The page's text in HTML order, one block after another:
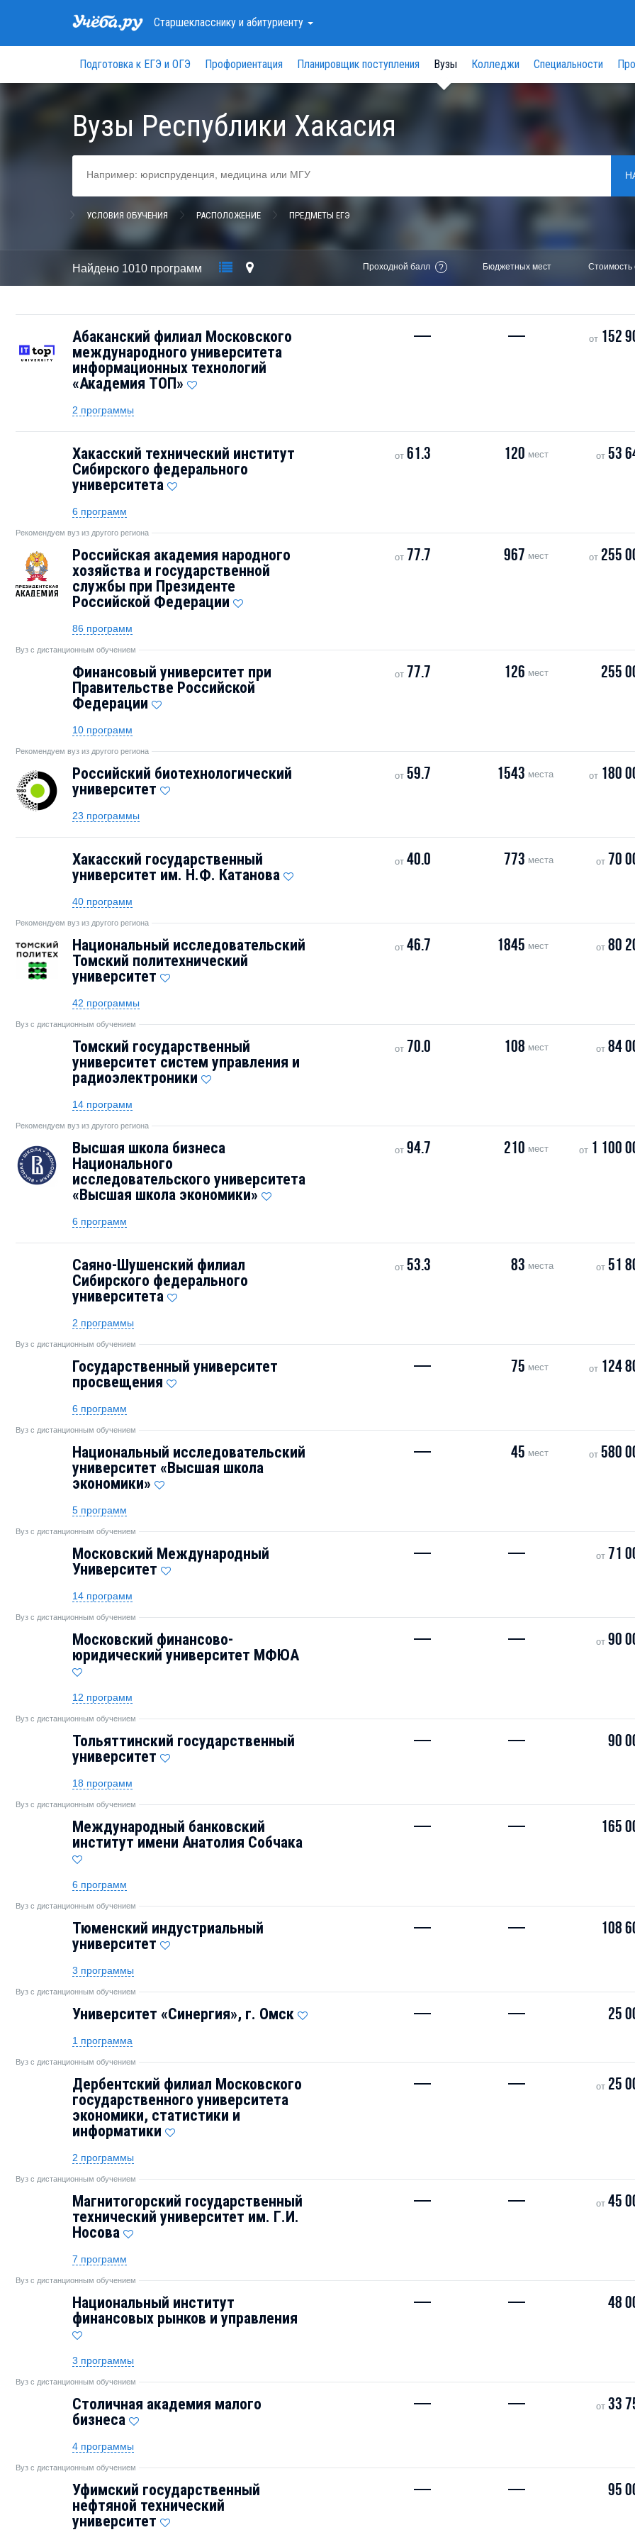
Старшеклассникуи абитуриенту
Подготовка к ЕГЭ и ОГЭ Профориентация Планировщик поступления Вузы Колледжи Специальности
Вузы Республики Хакасия
УСЛОВИЯ ОБУЧЕНИЯ РАСПОЛОЖЕНИЕ ПРЕДМЕТЫ ЕГЭ
Найдено 1010 программ Проходной балл ? Бюджетных мест Стоимость
Абаканский филиал Московского
международного университета
информационных технологий
«Академия TOП»
— — от 152
2 программы
Хакасский технический институт
Сибирского федерального
университета
от61.3 120 мест от 53
6 программ
Рекомендуем вуз из другого региона
Российская академия народного
хозяйства и государственной
службы при Президенте
Российской Федерации
от 77.7 967 мест от 255
86 программ
Вуз с дистанционным обучением
Финансовый университет при
Правительстве Российской
Федерации
от 77.7 126 мест 255
10 программ
Рекомендуем вуз из другого региона
Российский биотехнологический
университет
от59.7 1543 места от 180
23 программы
Хакасский государственный
университет им. Н.Ф. Катанова
от40.0 773 места от 70
40 программ
Рекомендуем вуз из другого региона
Национальный исследовательский
Томский политехнический
университет
от46.7 1845 мест от 80
42 программы
Вуз с дистанционным обучением
Томский государственный
университет систем управления и
радиоэлектроники
от 70.0 108 мест от 84
14 программ
Рекомендуем вуз из другого региона
Высшая школа бизнеса
Национального
исследовательского университета
«Высшая школа экономики»
от94.7 210 мест от 1 100
6 программ
Саяно-Шушенский филиал
Сибирского федерального
университета
от53.3 83 места от 51
2 программы
Вуз с дистанционным обучением
Государственный университет
просвещения
— 75 мест от 124
6 программ
Вуз с дистанционным обучением
Национальный исследовательский
университет «Высшая школа
экономики»
— 45 мест от 580
5 программ
Вуз с дистанционным обучением
Московский Международный
Университет
— — от 71
14 программ
Вуз с дистанционным обучением
Московский финансово-
юридический университет МФЮА
— — от 90
12 программ
Вуз с дистанционным обучением
Тольяттинский государственный
университет
— — 90
18 программ
Вуз с дистанционным обучением
Международный банковский
институт имени Анатолия Собчака
— — 165
6 программ
Вуз с дистанционным обучением
Тюменский индустриальный
университет
— — 108
3 программы
Вуз с дистанционным обучением
Университет «Синергия», г. Омск — — 25
1 программа
Вуз с дистанционным обучением
Дербентский филиал Московского
государственного университета
экономики, статистики и
информатики
— — от 25
2 программы
Вуз с дистанционным обучением
Магнитогорский государственный
технический университет им. Г.И.
Носова
— — от 45
7 программ
Вуз с дистанционным обучением
Национальный институт
финансовых рынков и управления
— — 48
3 программы
Вуз с дистанционным обучением
Столичная академия малого
бизнеса
— — от 33
4 программы
Вуз с дистанционным обучением
Уфимский государственный
нефтяной технический
университет
— — 95